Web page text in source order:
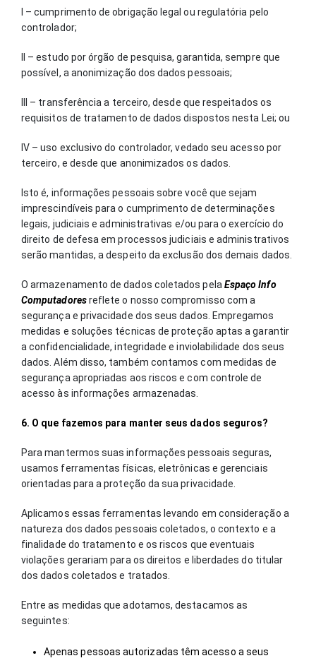
I – cumprimento de obrigação legal ou regulatória pelo
controlador;
II – estudo por órgão de pesquisa, garantida, sempre que
possível, a anonimização dos dados pessoais;
III – transferência a terceiro, desde que respeitados os
requisitos de tratamento de dados dispostos nesta Lei; ou
IV – uso exclusivo do controlador, vedado seu acesso por
terceiro, e desde que anonimizados os dados.
Isto é, informações pessoais sobre você que sejam
imprescindíveis para o cumprimento de determinações
legais, judiciais e administrativas e/ou para o exercício do
direito de defesa em processos judiciais e administrativos
serão mantidas, a despeito da exclusão dos demais dados.
O armazenamento de dados coletados pela Espaço Info
Computadoresreflete o nosso compromisso com a
segurança e privacidade dos seus dados. Empregamos
medidas e soluções técnicas de proteção aptas a garantir
a confidencialidade, integridade e inviolabilidade dos seus
dados. Além disso, também contamos com medidas de
segurança apropriadas aos riscos e com controle de
acesso às informações armazenadas.
6. O que fazemos para manter seus dados seguros?
Para mantermos suas informações pessoais seguras,
usamos ferramentas físicas, eletrônicas e gerenciais
orientadas para a proteção da sua privacidade.
Aplicamos essas ferramentas levando em consideração a
natureza dos dados pessoais coletados, o contexto e a
finalidade do tratamento e os riscos que eventuais
violações gerariam para os direitos e liberdades do titular
dos dados coletados e tratados.
Entre as medidas que adotamos, destacamos as
seguintes:
Apenas pessoas autorizadas têm acesso a seus